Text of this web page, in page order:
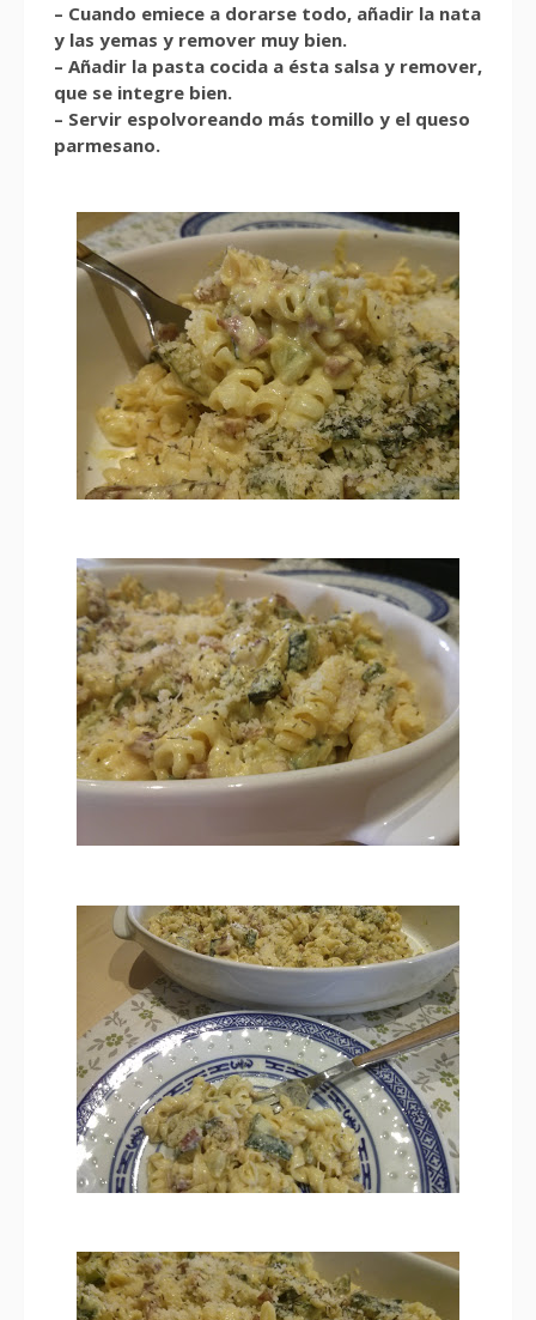
– Cuando emiece a dorarse todo, añadir la nata
y las yemas y remover muy bien.
– Añadir la pasta cocida a ésta salsa y remover,
que se integre bien.
– Servir espolvoreando más tomillo y el queso
parmesano.